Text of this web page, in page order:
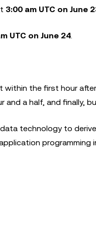
3:00 am UTC on June
UTC on June 24.
within the first hour
and a half, and finally,
technology to